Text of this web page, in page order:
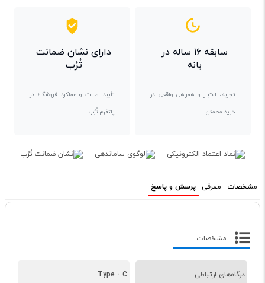
سابقه ۱۶ ساله در
بانه
تجربه، اعتبار و همراهی واقعی در
خرید مطمئن.
دارای نشان ضمانت
تُرُب
تأیید اصالت و عملکرد فروشگاه در
پلتفرم تُرُب.
مشخصات معرفی پرسش و پاسخ
مشخصات
درگاه‌های ارتباطی Type - C